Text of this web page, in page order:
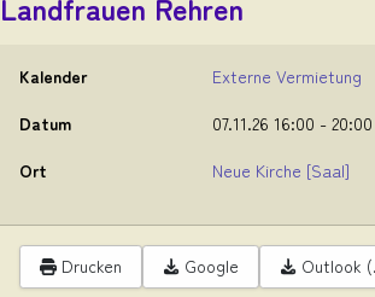
Kalender
Externe Vermietung
Datum
07.11.26 16:00 - 20:00
Ort
Neue Kirche [Saal]
Drucken Google Outlook